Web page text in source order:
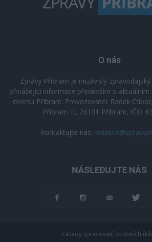
O nás
Zprávy Příbram je nezávislý
přinášející informace především o aktuálním
okresu Příbram. Provozovatel: Radek
Příbram III, 26101 Příbram, IČO:
Kontaktujte nás:
NÁSLEDUJTE NÁS
Zásady zpracování osobních